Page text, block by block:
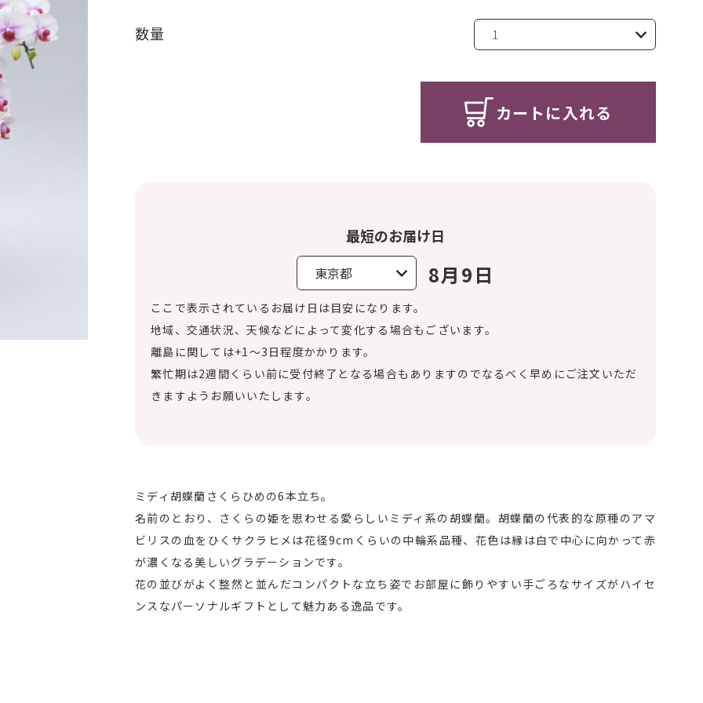
数量
カートに入れる
最短のお届け日
8月9日
ここで表示されているお届け日は目安になります。
地域、交通状況、天候などによって変化する場合もございます。
離島に関しては+1～3日程度かかります。
繁忙期は2週間くらい前に受付終了となる場合もありますのでなるべく早めにご注文いただ
きますようお願いいたします。
ミディ胡蝶蘭さくらひめの6本立ち。
名前のとおり、さくらの姫を思わせる愛らしいミディ系の胡蝶蘭。胡蝶蘭の代表的な原種のアマ
ビリスの血をひくサクラヒメは花径9cmくらいの中輪系品種、花色は縁は白で中心に向かって赤
が濃くなる美しいグラデーションです。
花の並びがよく整然と並んだコンパクトな立ち姿でお部屋に飾りやすい手ごろなサイズがハイセ
ンスなパーソナルギフトとして魅力ある逸品です。